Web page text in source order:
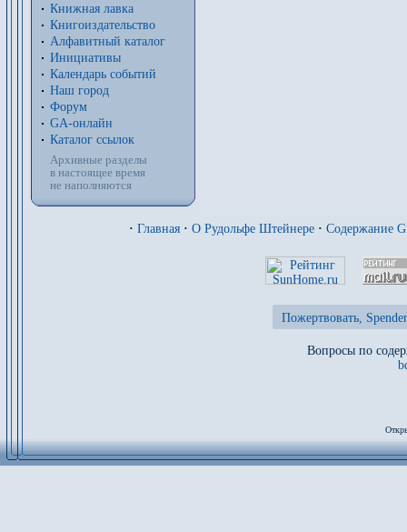
Книжная лавка
Книгоиздательство
Алфавитный каталог
Инициативы
Календарь событий
Наш город
Форум
GA-онлайн
Каталог ссылок
Архивные разделы
в настоящее время
не наполняются
· Главная · О Рудольфе Штейнере · Содержание
Пожертвовать,
Вопросы по